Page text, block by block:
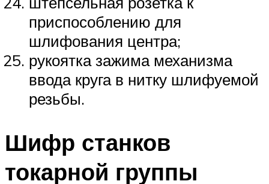
приспособлению для
шлифования центра;
рукоятка зажима механизма
ввода круга в нитку шлифуемой
резьбы.
Шифр станков
токарной группы